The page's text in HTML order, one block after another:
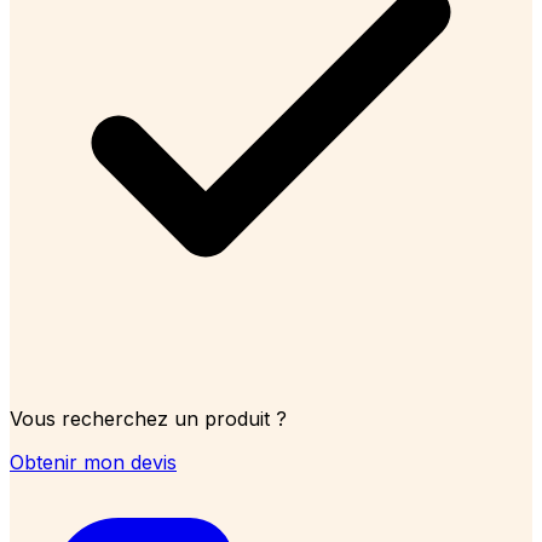
Vous recherchez un produit ?
Obtenir mon devis